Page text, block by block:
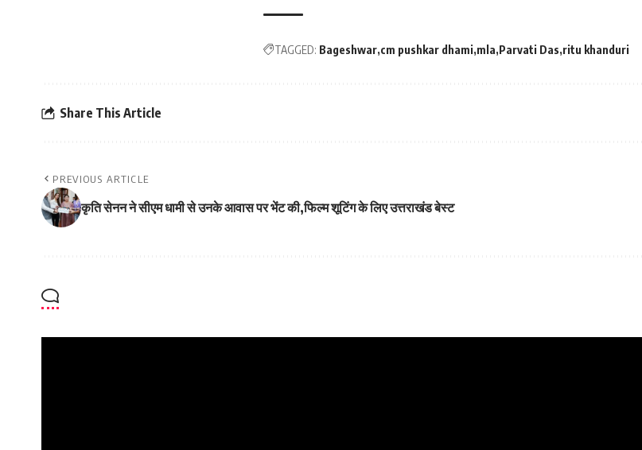
TAGGED: Bageshwar cm pushkar dhami mla Parvati Das ritu khanduri
Share This Article
PREVIOUS ARTICLE
कृति सेनन ने सीएम धामी से उनके आवास पर भेंट की,फिल्म शूटिंग के लिए उत्तराखंड बेस्ट